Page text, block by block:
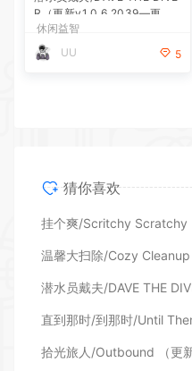
UU
厨房清洁大师/Moldwasher